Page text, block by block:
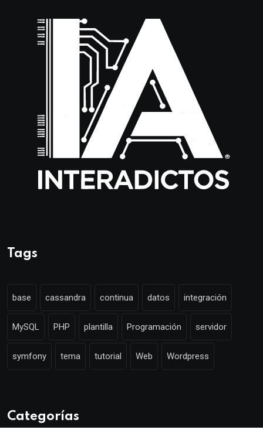
Tags
base cassandra continua datos integración
MySQL PHP plantilla Programación servidor
symfony tema tutorial Web Wordpress
Categorías